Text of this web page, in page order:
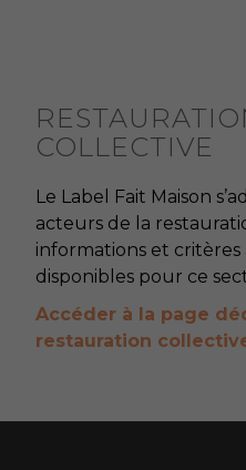
COLLECTIVE
Le Label Fait Maison
acteurs de la
informations et critères
disponibles pour ce
Accéder à la page
restauration